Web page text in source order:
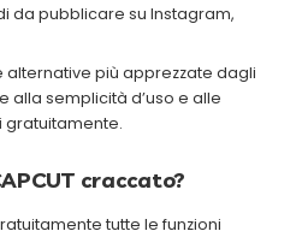
da pubblicare su Instagram,
alternative più apprezzate dagli
alla semplicità d’uso e alle
gratuitamente.
craccato?
tutte le funzioni